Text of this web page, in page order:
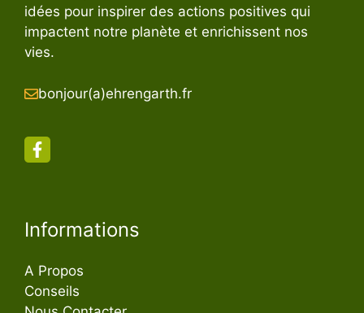
idées pour inspirer des actions positives qui
impactent notre planète et enrichissent nos
vies.
bonjour(a)ehrengarth.fr
Informations
A Propos
Conseils